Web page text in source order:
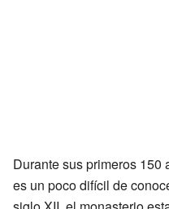
Durante sus primeros 150
es un poco difícil de